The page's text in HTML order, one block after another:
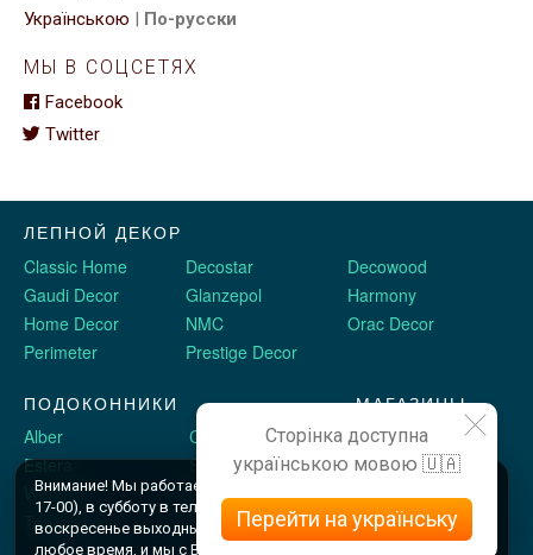
Українською | По-русски
МЫ В СОЦСЕТЯХ
Facebook
Twitter
ЛЕПНОЙ ДЕКОР
Classic Home
Decostar
Decowood
Gaudi Decor
Glanzepol
Harmony
Home Decor
NMC
Orac Decor
Perimeter
Prestige Decor
ПОДОКОННИКИ
Alber
Crystalit
Estera
Sauberg
Werzalit
Plastolit
Topalit
МАГАЗИНЫ
Двери Omis
Stickerwall
Жидкие обои
Внимание! Мы работаем c 9 до 18 по будням (шоу рум до
17-00), в субботу в телефоном режиме с 10 до 16, и в
воскресенье выходные. Оформляйте заказы онлайн в
любое время, и мы с Вами свяжемся.
Сторінка доступна
українською мовою 🇺🇦
Перейти на українську